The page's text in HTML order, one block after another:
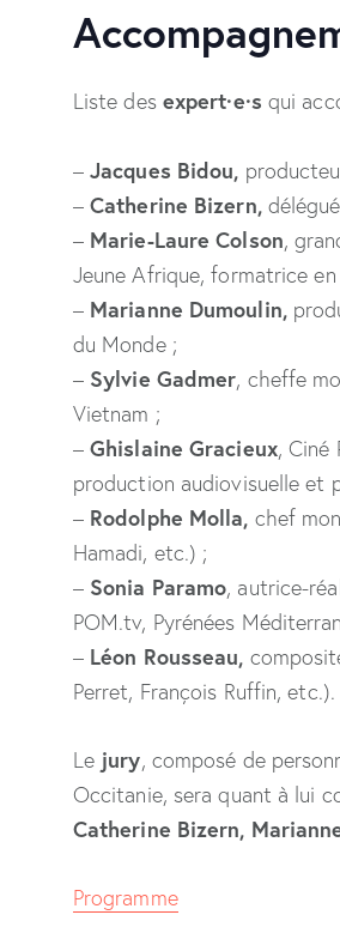
Liste des expert·e·s qui
–Jacques Bidou,
–Catherine Bizern,
– Marie-Laure Colson,
Jeune Afrique, formatrice
– Marianne Dumoulin,
du Monde ;
– Sylvie Gadmer, cheffe
Vietnam ;
–Ghislaine Gracieux, Ciné
production audiovisuelle et
– Rodolphe Molla, chef
Hamadi, etc.) ;
– Sonia Paramo, autrice-
POM.tv, Pyrénées
– Léon Rousseau,
Perret, François Ruffin, etc.).
Le jury, composé de
Occitanie, sera quant à lui
Catherine Bizern,
Programme